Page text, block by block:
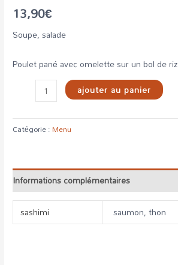
13,90€
Soupe, salade
Poulet pané avec omelette sur un bol de riz
ajouter au panier
Catégorie :Menu
Informations complémentaires
sashimi
saumon, thon